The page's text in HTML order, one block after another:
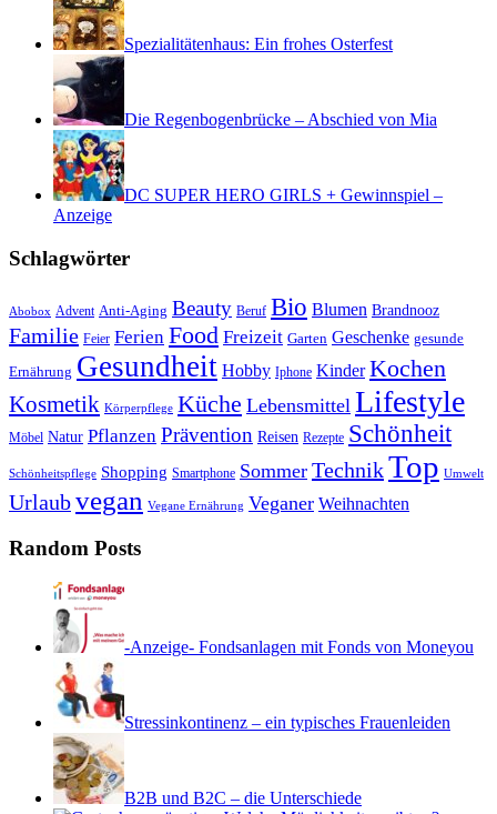
Spezialitätenhaus: Ein frohes Osterfest
Die Regenbogenbrücke – Abschied von Mia
DC SUPER HERO GIRLS + Gewinnspiel –
Anzeige
Schlagwörter
Abobox Advent Anti-Aging Beauty Beruf Bio Blumen Brandnooz
Familie Feier Ferien Food Freizeit Garten Geschenke gesunde
Ernährung Gesundheit Hobby Iphone Kinder Kochen
Kosmetik Körperpflege Küche Lebensmittel Lifestyle
Möbel Natur Pflanzen Prävention Reisen Rezepte Schönheit
Schönheitspflege Shopping Smartphone Sommer TechnikTop Umwelt
Urlaubvegan Vegane Ernährung Veganer Weihnachten
Random Posts
-Anzeige- Fondsanlagen mit Fonds von Moneyou
Stressinkontinenz – ein typisches Frauenleiden
B2B und B2C – die Unterschiede